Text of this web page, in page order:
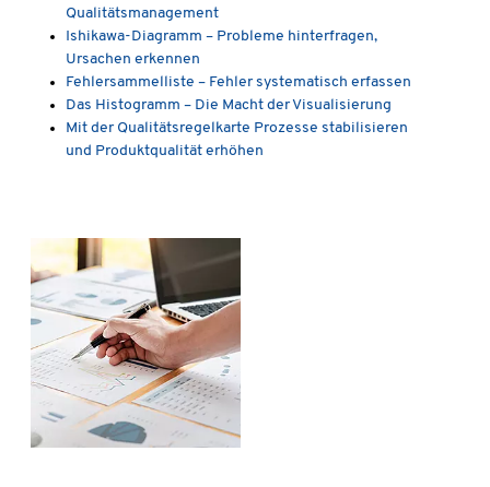
Qualitätsmanagement
Ishikawa-Diagramm – Probleme hinterfragen,
Ursachen erkennen
Fehlersammelliste – Fehler systematisch erfassen
Das Histogramm – Die Macht der Visualisierung
Mit der Qualitätsregelkarte Prozesse stabilisieren
und Produktqualität erhöhen